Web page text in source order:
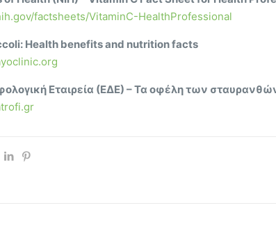
factsheets/VitaminC-HealthProfessional
Health benefits and nutrition facts
Εταιρεία (ΕΔΕ) – Τα οφέλη των